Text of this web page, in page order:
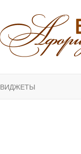
ВИДЖЕТЫ